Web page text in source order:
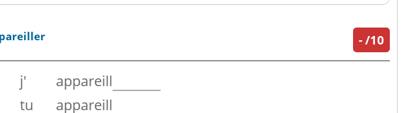
-/10
j'
appareill
tu
appareill